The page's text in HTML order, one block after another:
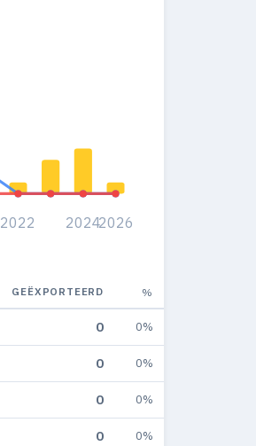
2022 20242026
GEËXPORTEERD %
0 0%
0 0%
0 0%
0 0%